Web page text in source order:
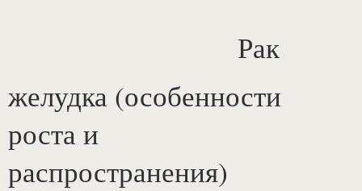
Рак
желудка (особенности
роста и
распространения)